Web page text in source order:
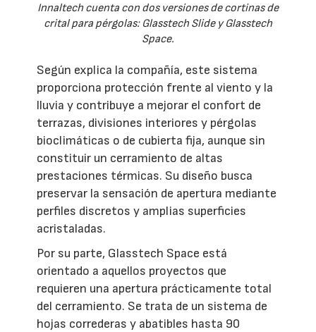
Innaltech cuenta con dos versiones de cortinas de
crital para pérgolas: Glasstech Slide y Glasstech
Space.
Según explica la compañía, este sistema
proporciona protección frente al viento y la
lluvia y contribuye a mejorar el confort de
terrazas, divisiones interiores y pérgolas
bioclimáticas o de cubierta fija, aunque sin
constituir un cerramiento de altas
prestaciones térmicas. Su diseño busca
preservar la sensación de apertura mediante
perfiles discretos y amplias superficies
acristaladas.
Por su parte, Glasstech Space está
orientado a aquellos proyectos que
requieren una apertura prácticamente total
del cerramiento. Se trata de un sistema de
hojas correderas y abatibles hasta 90